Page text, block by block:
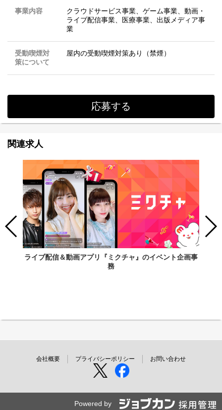
事業内容
クラウドサービス事業、ゲーム事業、動画・
ライブ配信事業、医療事業、出版メディア事
業
受動喫煙対
策について
屋内の受動喫煙対策あり（禁煙）
応募する
関連求人
ライブ配信＆動画アプリ『ミクチャ』のイベント企画事
務
会社概要 プライバシーポリシー お問い合わせ
Powered by